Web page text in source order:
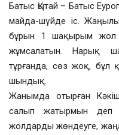
Батыс Қытай – Батыс
майда-шүйде іс.
бұрын 1 шақырым жол
жұмсалатын. Нарық
тұрғанда, сөз жоқ, бұл
шындық.
Жанымда отырған
салып жатырмын деп
жолдарды жөндеуге,